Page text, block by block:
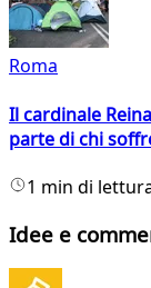
Roma
Il cardinale
parte di chi
1 min di
Idee e